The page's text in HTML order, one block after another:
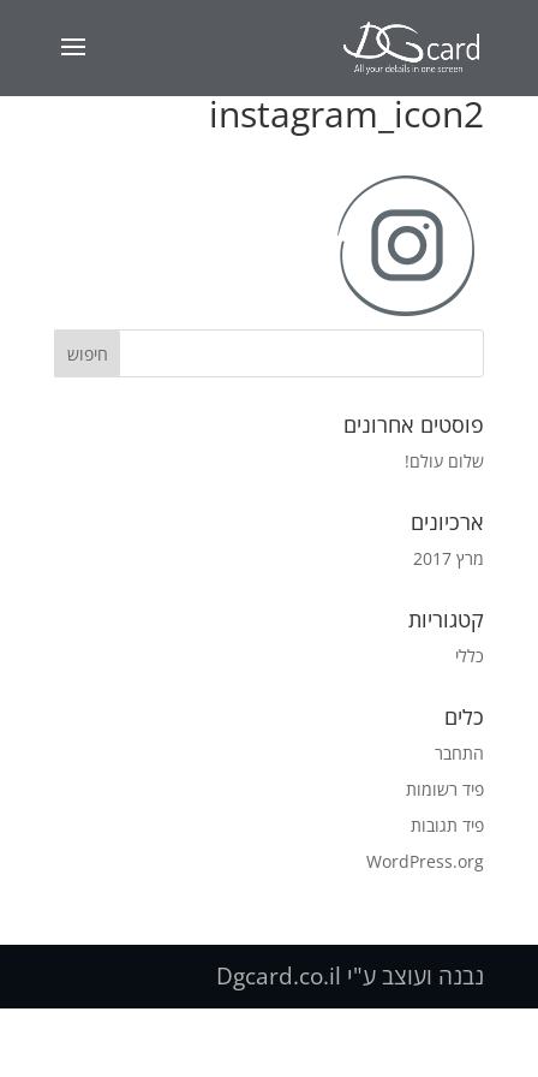
instagram_icon2
פוסטים אחרונים
שלום עולם!
ארכיונים
מרץ 2017
קטגוריות
כללי
כלים
התחבר
פיד רשומות
פיד תגובות
WordPress.org
נבנה ועוצב ע"י Dgcard.co.il